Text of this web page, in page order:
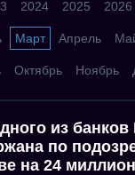
2024 2025 2026
Март Апрель
Октябрь Ноябрь
из
по
на 24